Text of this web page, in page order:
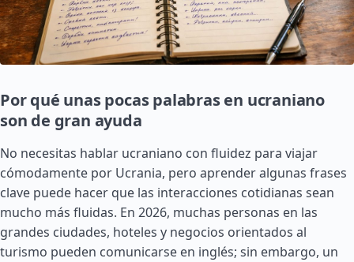
Por qué unas pocas palabras en ucraniano
son de gran ayuda
No necesitas hablar ucraniano con fluidez para viajar
cómodamente por Ucrania, pero aprender algunas frases
clave puede hacer que las interacciones cotidianas sean
mucho más fluidas. En 2026, muchas personas en las
grandes ciudades, hoteles y negocios orientados al
turismo pueden comunicarse en inglés; sin embargo, un